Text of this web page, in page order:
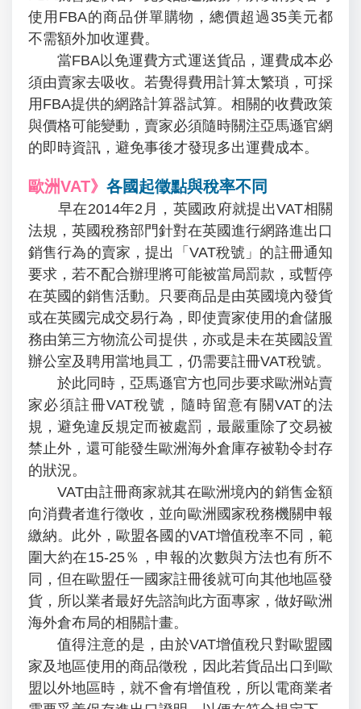
使用FBA的商品併單購物，總價超過35美元都
不需額外加收運費。
當FBA以免運費方式運送貨品，運費成本必
須由賣家去吸收。若覺得費用計算太繁瑣，可採
用FBA提供的網路計算器試算。相關的收費政策
與價格可能變動，賣家必須隨時關注亞馬遜官網
的即時資訊，避免事後才發現多出運費成本。
歐洲VAT》 各國起徵點與稅率不同
早在2014年2月，英國政府就提出VAT相關
法規，英國稅務部門針對在英國進行網路進出口
銷售行為的賣家，提出「VAT稅號」的註冊通知
要求，若不配合辦理將可能被當局罰款，或暫停
在英國的銷售活動。只要商品是由英國境內發貨
或在英國完成交易行為，即使賣家使用的倉儲服
務由第三方物流公司提供，亦或是未在英國設置
辦公室及聘用當地員工，仍需要註冊VAT稅號。
於此同時，亞馬遜官方也同步要求歐洲站賣
家必須註冊VAT稅號，隨時留意有關VAT的法
規，避免違反規定而被處罰，最嚴重除了交易被
禁止外，還可能發生歐洲海外倉庫存被勒令封存
的狀況。
VAT由註冊商家就其在歐洲境內的銷售金額
向消費者進行徵收，並向歐洲國家稅務機關申報
繳納。此外，歐盟各國的VAT增值稅率不同，範
圍大約在15-25％，申報的次數與方法也有所不
同，但在歐盟任一國家註冊後就可向其他地區發
貨，所以業者最好先諮詢此方面專家，做好歐洲
海外倉布局的相關計畫。
值得注意的是，由於VAT增值稅只對歐盟國
家及地區使用的商品徵稅，因此若貨品出口到歐
盟以外地區時，就不會有增值稅，所以電商業者